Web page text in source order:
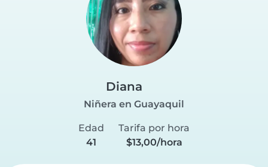
Diana
Niñera en Guayaquil
Edad
41
Tarifa por hora
$13,00/hora